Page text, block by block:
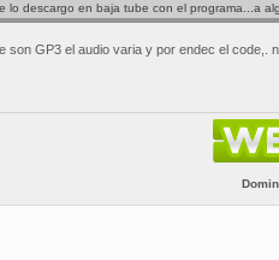
lo descargo en baja tube con el programa...a
son GP3 el audio varia y por endec el code,.